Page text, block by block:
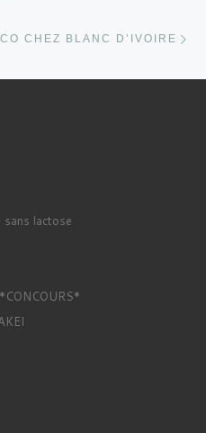
CHEZ BLANC D’IVOIRE
lactose